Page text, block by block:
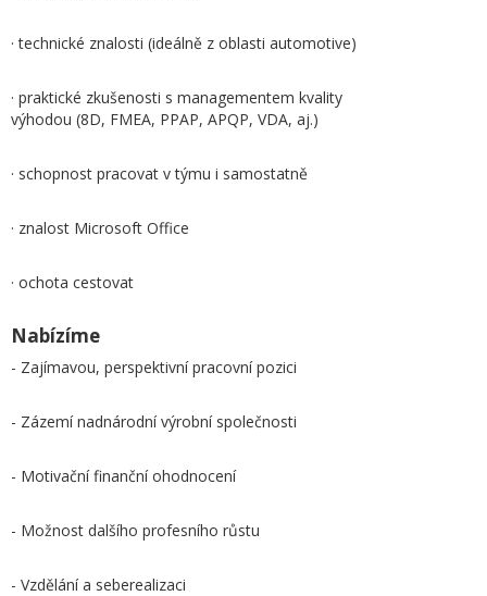
· technické znalosti (ideálně z oblasti automotive)
· praktické zkušenosti s managementem kvality
výhodou (8D, FMEA, PPAP, APQP, VDA, aj.)
· schopnost pracovat v týmu i samostatně
· znalost Microsoft Office
· ochota cestovat
Nabízíme
- Zajímavou, perspektivní pracovní pozici
- Zázemí nadnárodní výrobní společnosti
- Motivační finanční ohodnocení
- Možnost dalšího profesního růstu
- Vzdělání a seberealizaci